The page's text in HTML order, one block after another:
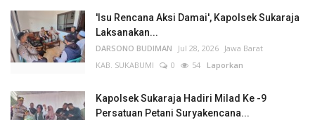
'Isu Rencana Aksi Damai', Kapolsek Sukaraja
Laksanakan...
DARSONO BUDIMAN Jul 28, 2026 Jawa Barat
KAB. SUKABUMI
0 54 Laporkan
Kapolsek Sukaraja Hadiri Milad Ke -9
Persatuan Petani Suryakencana...